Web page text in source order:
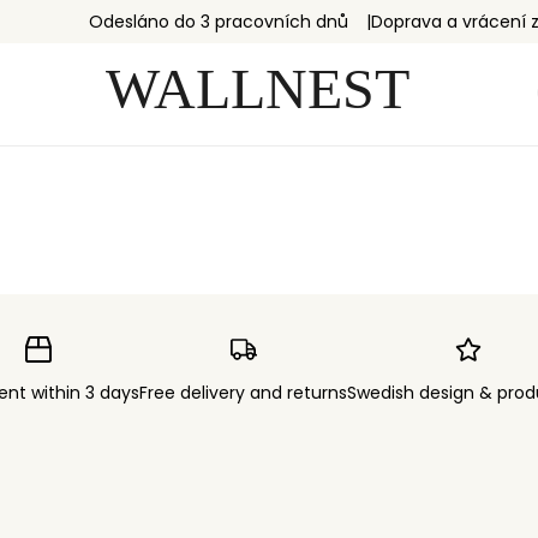
Odesláno do 3 pracovních dnů Doprava a vrácení
within 3 daysFree delivery and returnsSwedish design &